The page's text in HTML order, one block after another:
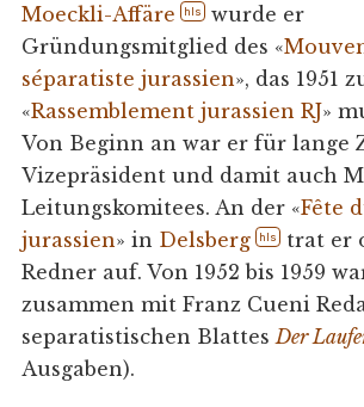
Moeckli-Affäre
hls wurde er
Gründungsmitglied des «
séparatiste jurassien», das 1951
«Rassemblement jurassien RJ»
Von Beginn an war er für lange
Vizepräsident und damit auch
Leitungskomitees. An der «Fête
jurassien» in Delsberg hls trat er
Redner auf. Von 1952 bis 1959
zusammen mit Franz Cueni
separatistischen Blattes Der
Ausgaben).